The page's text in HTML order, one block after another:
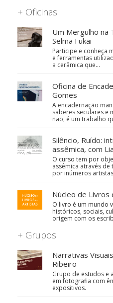
+ Oficinas
Um Mergulho na
Selma Fukai
Participe e conheça
e ferramentas
a cerâmica que…
Oficina de
Gomes
A encadernação
saberes seculares e
não, é um trabalho
Silêncio, Ruído:
assêmica, com
O curso tem por
assêmica através
por inúmeros
Núcleo de Livros
O livro é um mundo
históricos, sociais,
origem com os
+ Grupos
Narrativas
Ribeiro
Grupo de estudos e
em fotografia com
expositivos.